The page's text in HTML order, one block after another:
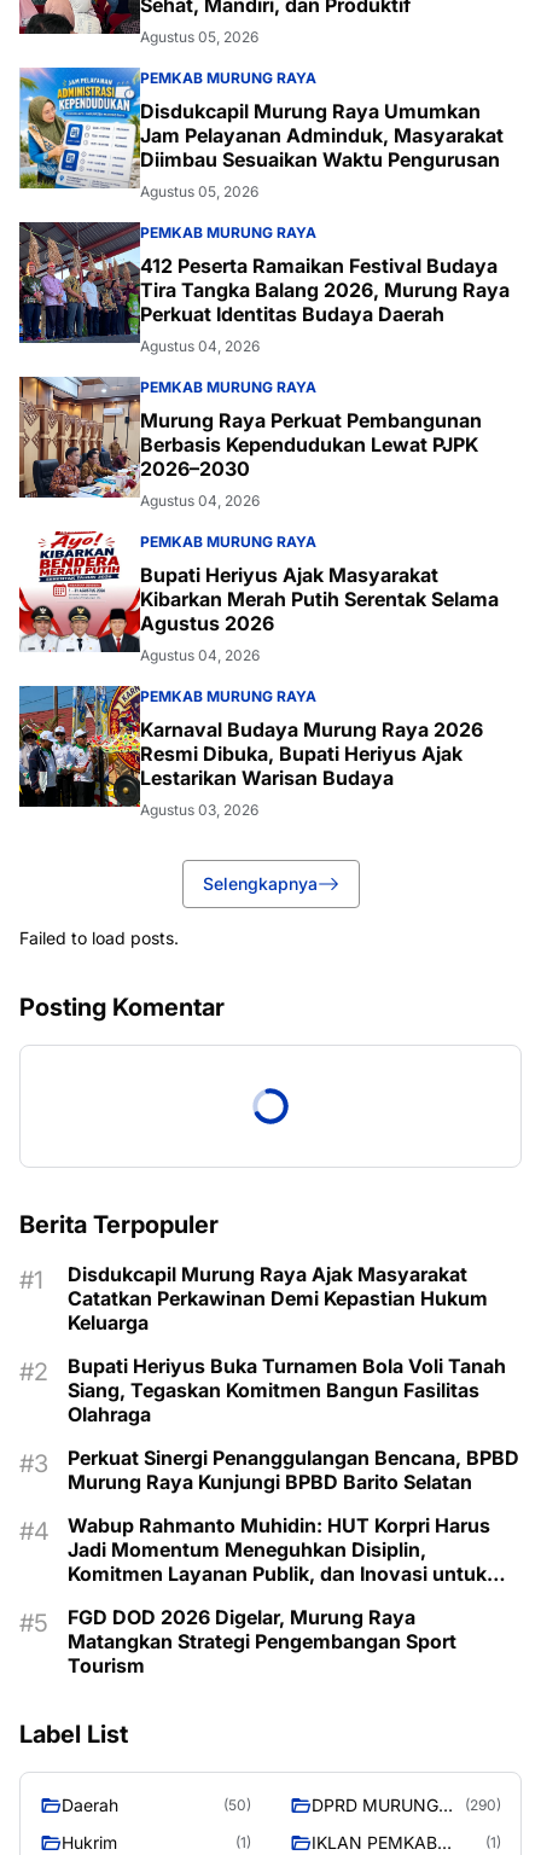
Sehat, Mandiri, dan Produktif
Agustus 05, 2026
PEMKAB MURUNG RAYA
Disdukcapil Murung Raya Umumkan
Jam Pelayanan Adminduk, Masyarakat
Diimbau Sesuaikan Waktu Pengurusan
Agustus 05, 2026
PEMKAB MURUNG RAYA
412 Peserta Ramaikan Festival Budaya
Tira Tangka Balang 2026, Murung Raya
Perkuat Identitas Budaya Daerah
Agustus 04, 2026
PEMKAB MURUNG RAYA
Murung Raya Perkuat Pembangunan
Berbasis Kependudukan Lewat PJPK
2026–2030
Agustus 04, 2026
PEMKAB MURUNG RAYA
Bupati Heriyus Ajak Masyarakat
Kibarkan Merah Putih Serentak Selama
Agustus 2026
Agustus 04, 2026
PEMKAB MURUNG RAYA
Karnaval Budaya Murung Raya 2026
Resmi Dibuka, Bupati Heriyus Ajak
Lestarikan Warisan Budaya
Agustus 03, 2026
Selengkapnya
Failed to load posts.
Posting Komentar
Berita Terpopuler
Disdukcapil Murung Raya Ajak Masyarakat
Catatkan Perkawinan Demi Kepastian Hukum
Keluarga
Bupati Heriyus Buka Turnamen Bola Voli Tanah
Siang, Tegaskan Komitmen Bangun Fasilitas
Olahraga
Perkuat Sinergi Penanggulangan Bencana, BPBD
Murung Raya Kunjungi BPBD Barito Selatan
Wabup Rahmanto Muhidin: HUT Korpri Harus
Jadi Momentum Meneguhkan Disiplin,
Komitmen Layanan Publik, dan Inovasi untuk
FGD DOD 2026 Digelar, Murung Raya
Matangkan Strategi Pengembangan Sport
Tourism
Label List
Daerah (50)
DPRD MURUNG
RAYA
(290)
Hukrim (1)
IKLAN PEMKAB
(1)